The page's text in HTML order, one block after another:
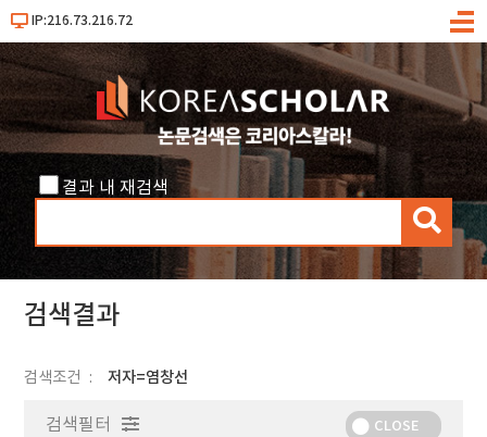
IP:216.73.216.72
메
결과 내 재검색
검
색
검색결과
검색조건 저자=염창선
검색필터 CLOSE